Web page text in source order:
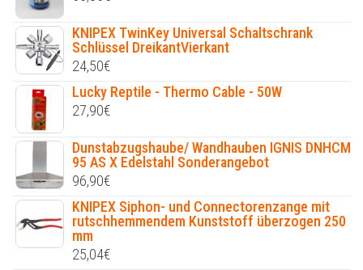
KNIPEX TwinKey Universal Schaltschrank
Schlüssel DreikantVierkant
24,50€
Lucky Reptile - Thermo Cable - 50W
27,90€
Dunstabzugshaube/ Wandhauben IGNIS DNHCM
95 AS X Edelstahl Sonderangebot
96,90€
KNIPEX Siphon- und Connectorenzange mit
rutschhemmendem Kunststoff überzogen 250
mm
25,04€